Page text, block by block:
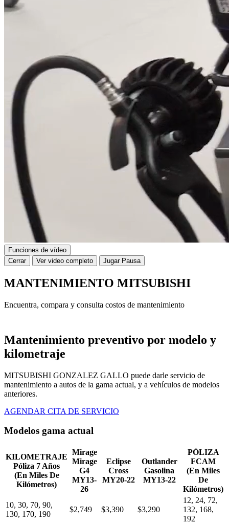
Funciones de vídeo
Cerrar
Ver video completo Jugar Pausa
MANTENIMIENTO MITSUBISHI
Encuentra, compara y consulta costos de mantenimiento
Mantenimiento preventivo por modelo y
kilometraje
MITSUBISHI GONZALEZ GALLO puede darle servicio de
mantenimiento a autos de la gama actual, y a vehículos de modelos
anteriores.
AGENDAR CITA DE SERVICIO
Modelos gama actual
KILOMETRAJE
Póliza 7 Años
(En Miles De
Kilómetros)
Mirage
Mirage
G4
MY13-
26
Eclipse
Cross
MY20-22
Outlander
Gasolina
MY13-22
PÓLIZA
FCAM
(En Miles
De
Kilómetros)
10, 30, 70, 90,
130, 170, 190
$2,749 $3,390 $3,290
12, 24, 72,
132, 168,
192